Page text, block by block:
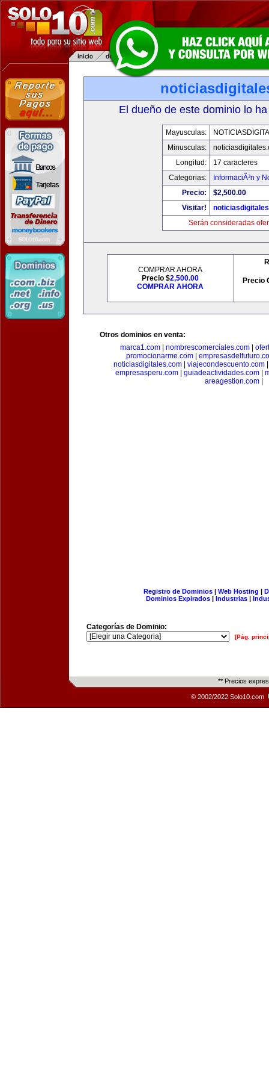
El dueño de este dominio lo
Mayusculas:
Minusculas:
Longitud:
17 caracteres
Categorias:
InformaciÃ³n y
Precio:
$2,500.00
Visitar!
Serán consideradas
COMPRAR AHORA
Precio $2,500.00
COMPRAR AHORA
Precio
Otros dominios en venta:
marca1.com| nombrescomerciales.com|
promocionarme.com|
noticiasdigitales.com| viajecondescuento.com
empresasperu.com| guiadeactividades.com|
areagestion.com|
Registro de Dominios| Web Hosting |
Dominios Expirados | Industrias |
Categorías de Dominio:
[Pág.
** Precios
© 2002/2022 Solo10.com